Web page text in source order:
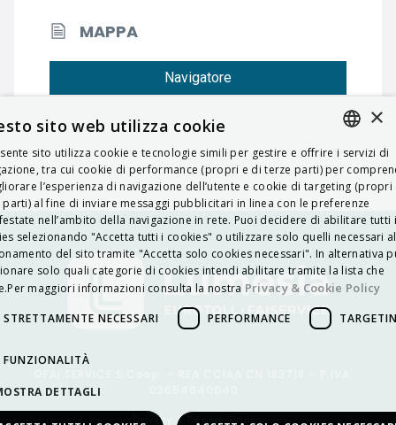
MAPPA
Navigatore
Privacy & Cookie Policy
ITALIAN
ENGLISH
FRENCH
HUNGARIAN
DEUTSCH
POLSKI
×
sito web utilizza cookie
sito utilizza cookie e tecnologie simili per gestire e offrire i servizi di
tra cui cookie di performance (propri e di terze parti) per
l’esperienza di navigazione dell’utente e cookie di targeting (propri
parti) al fine di inviare messaggi pubblicitari in linea con le preferenze
nell’ambito della navigazione in rete. Puoi decidere di abilitare tutti i
selezionando "Accetta tutti i cookies" o utilizzare solo quelli necessari al
del sito tramite "Accetta solo cookies necessari". In alternativa
solo quali categorie di cookies intendi abilitare tramite la lista che
maggiori informazioni consulta la nostra Privacy & Cookie Policy
STRETTAMENTE NECESSARI PERFORMANCE
FUNZIONALITÀ
DETTAGLI